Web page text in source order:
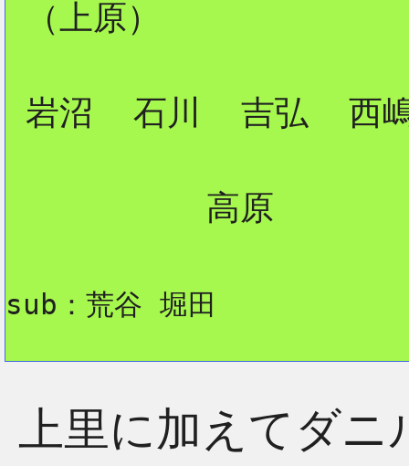
（上原）
岩沼  石川  吉弘  西
          高原
sub：荒谷 堀田
上里に加えてダニ